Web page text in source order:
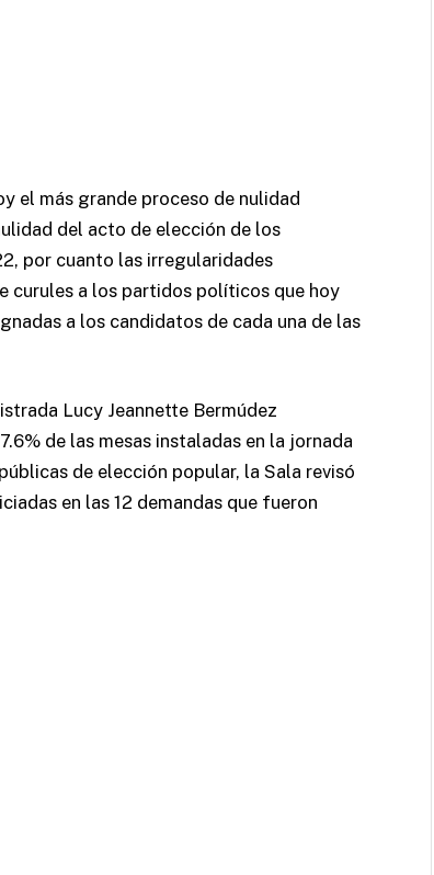
el más grande proceso de nulidad
del acto de elección de los
por cuanto las irregularidades
curules a los partidos políticos que hoy
a los candidatos de cada una de las
Lucy Jeannette Bermúdez
de las mesas instaladas en la jornada
de elección popular, la Sala revisó
en las 12 demandas que fueron